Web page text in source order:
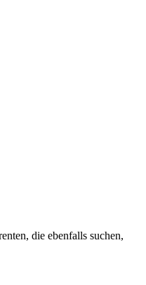
die ebenfalls suchen,